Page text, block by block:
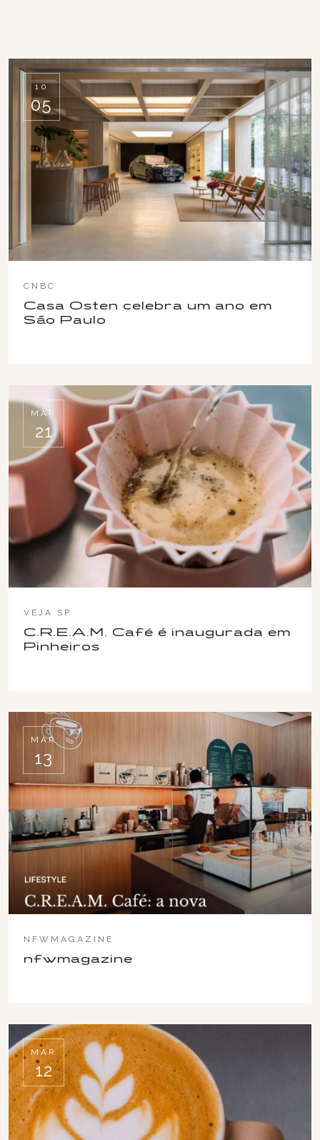
10
05
CNBC
Casa Osten celebra um ano em
São Paulo
MAR
21
VEJA SP
C.R.E.A.M. Café é inaugurada em
Pinheiros
MAR
13
NFWMAGAZINE
nfwmagazine
MAR
12